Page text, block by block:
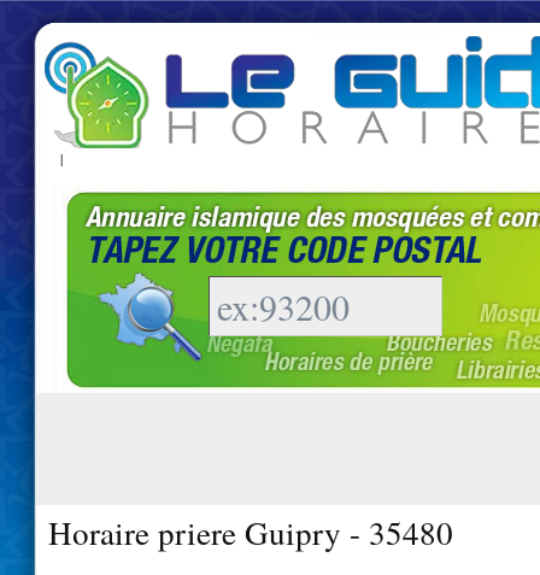
|
Horaire priere Guipry - 35480